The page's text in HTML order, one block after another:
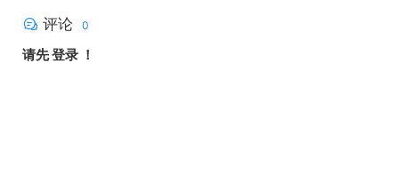
评论 0
请先登录 ！